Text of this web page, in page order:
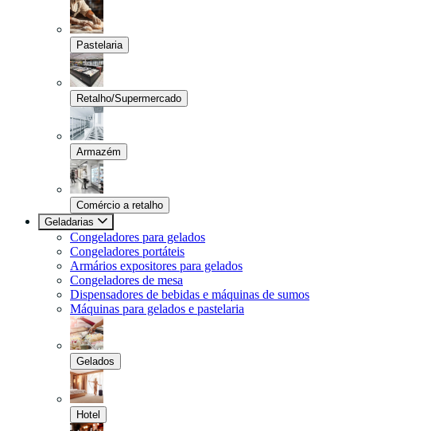
Pastelaria
Retalho/Supermercado
Armazém
Comércio a retalho
Geladarias
Congeladores para gelados
Congeladores portáteis
Armários expositores para gelados
Congeladores de mesa
Dispensadores de bebidas e máquinas de sumos
Máquinas para gelados e pastelaria
Gelados
Hotel